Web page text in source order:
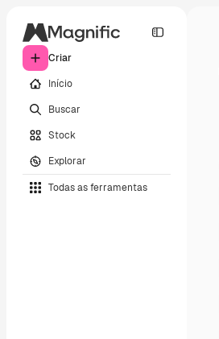
Criar
Início
Buscar
Stock
Explorar
Todas as ferramentas